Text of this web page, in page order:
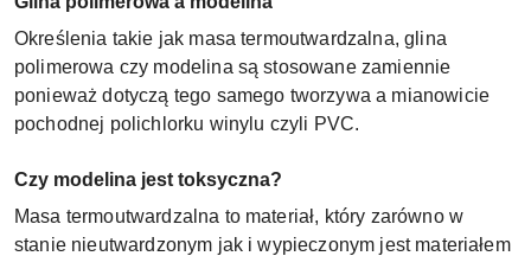
Określenia takie jak masa termoutwardzalna, glina
polimerowa czy modelina są stosowane zamiennie
ponieważ dotyczą tego samego tworzywa a mianowicie
pochodnej polichlorku winylu czyli PVC.
Czy modelina jest toksyczna?
Masa termoutwardzalna to materiał, który zarówno w
stanie nieutwardzonym jak i wypieczonym jest materiałem